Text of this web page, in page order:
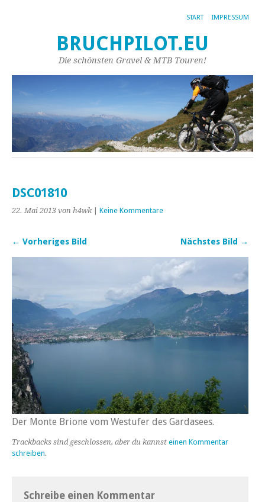
START IMPRESSUM
BRUCHPILOT.EU
Die schönsten Gravel & MTB Touren!
DSC01810
22. Mai 2013 von h4wk| Keine Kommentare
← Vorheriges Bild Nächstes Bild →
Der Monte Brione vom Westufer des Gardasees.
Trackbacks sind geschlossen, aber du kannst einen Kommentar
schreiben.
Schreibe einen Kommentar